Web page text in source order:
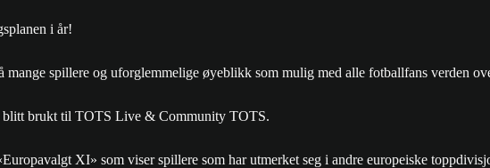
i år!
spillere og uforglemmelige øyeblikk som mulig med alle fotballfans verden
blitt brukt til TOTS Live & Community TOTS.
XI» som viser spillere som har utmerket seg i andre europeiske